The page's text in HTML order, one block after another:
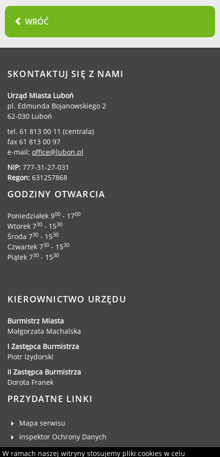
Poznańska Lokalna Organizacja
Turystyczna
Wielkopolski Park Narodowy
Muzeum Narodowe Rolnictwa i
Przemysłu Rolno-Spożywczego w
Szreniawie
PTTK
Urząd Skarbowy
Państwowe Gospodarstwo Wodne
Wody Polskie
KONTAKT
Dane adresowe, wydziały i sprawy
WRÓĆ
SKONTAKTUJ SIĘ Z NAMI
Urząd Miasta Luboń
pl. Edmunda Bojanowskiego 2
62-030 Luboń
tel. 61 813 00 11 (centrala)
fax 61 813 00 97
e-mail: office@lubon.pl
NIP: 777-31-27-031
Regon: 631257868
GODZINY OTWARCIA
Poniedziałek 900 - 1700
Wtorek 730 - 1530
Środa 730 - 1530
Czwartek 730 - 1530
Piątek 730 - 1530
KIEROWNICTWO URZĘDU
Burmistrz Miasta
Małgorzata Machalska
I Zastępca Burmistrza
Piotr Izydorski
II Zastępca Burmistrza
Dorota Franek
PRZYDATNE LINKI
Mapa serwisu
Inspektor Ochrony Danych
Deklaracja dostępności
W ramach naszej witryny stosujemy pliki cookies w celu